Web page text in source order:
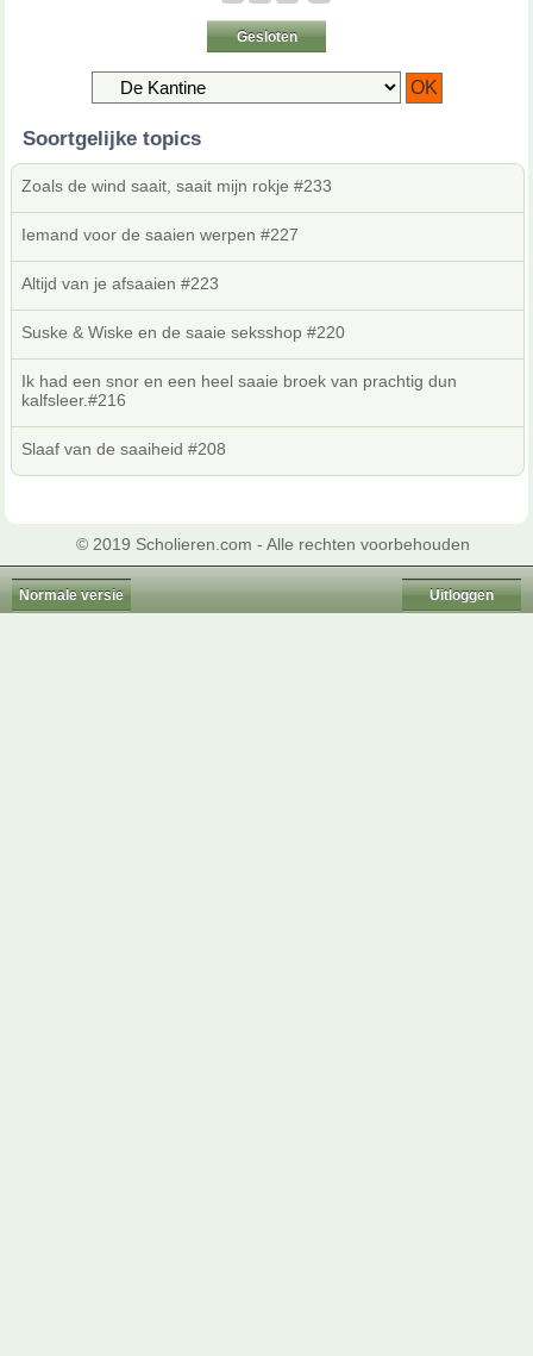
Gesloten
Soortgelijke topics
Zoals de wind saait, saait mijn rokje #233
Iemand voor de saaien werpen #227
Altijd van je afsaaien #223
Suske & Wiske en de saaie seksshop #220
Ik had een snor en een heel saaie broek van prachtig dun
kalfsleer.#216
Slaaf van de saaiheid #208
© 2019 Scholieren.com - Alle rechten voorbehouden
Normale versie Uitloggen